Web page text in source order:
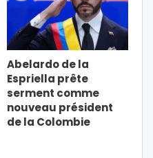
Abelardo de la
Espriella prête
serment comme
nouveau président
de la Colombie